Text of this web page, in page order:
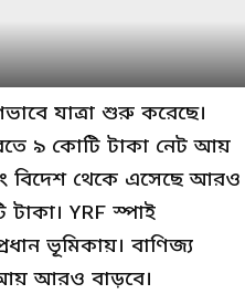
যাত্রা শুরু করেছে।
৯ কোটি টাকা নেট আয়
বিদেশ থেকে এসেছে আরও
YRF স্পাই
ভূমিকায়। বাণিজ্য
আয় আরও বাড়বে।